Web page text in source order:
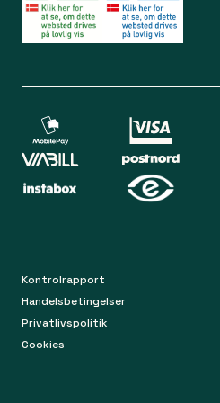
Mandag-torsdag 9.00 - 16.00
Kontakt os på mail
apoteket@apopro.dk
Spørgsmål og svar
Returnering
Bliv medlem
Din sikkerhed
Kontrolrapport
Handelsbetingelser
Privatlivspolitik
Cookies